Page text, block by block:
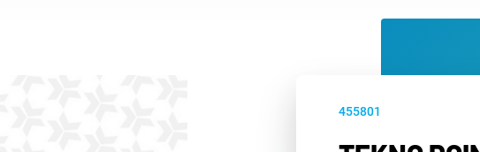
455801